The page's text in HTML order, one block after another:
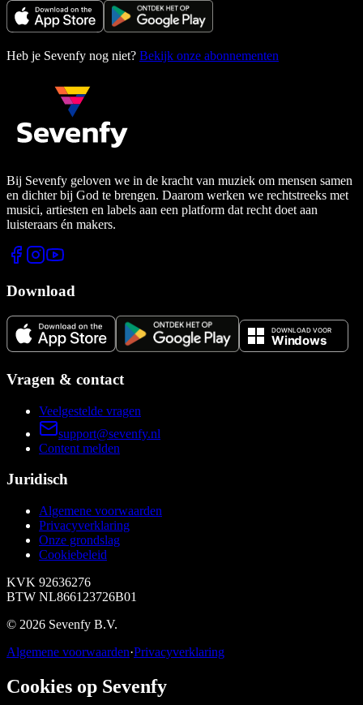
Heb je Sevenfy nog niet? Bekijk onze abonnementen
Bij Sevenfy geloven we in de kracht van muziek om mensen samen
en dichter bij God te brengen. Daarom werken we rechtstreeks met
musici, artiesten en labels aan een platform dat recht doet aan
luisteraars én makers.
Download
Vragen & contact
Veelgestelde vragen
support@sevenfy.nl
Content melden
Juridisch
Algemene voorwaarden
Privacyverklaring
Onze grondslag
Cookiebeleid
KVK 92636276
BTW NL866123726B01
© 2026 Sevenfy B.V.
Algemene voorwaarden·Privacyverklaring
Cookies op Sevenfy